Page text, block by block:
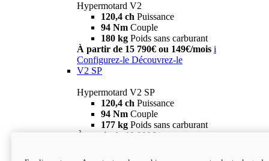
Hypermotard V2
120,4 ch Puissance
94 Nm Couple
180 kg Poids sans carburant
À partir de 15 790€ ou 149€/mois i
Configurez-le Découvrez-le
V2 SP
Hypermotard V2 SP
120,4 ch Puissance
94 Nm Couple
177 kg Poids sans carburant
À partir de 19 990€ i
new
V2 SP 100